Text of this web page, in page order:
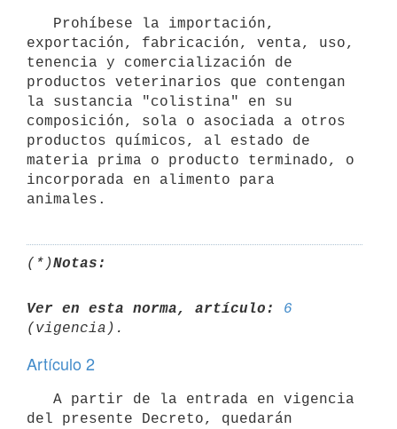
exportación, fabricación, venta, uso,
tenencia y comercialización de
productos veterinarios que contengan
la sustancia "colistina" en su
composición, sola o asociada a otros
productos químicos, al estado de
materia prima o producto terminado, o
incorporada en alimento para
(*)Notas:
Ver en esta norma, artículo:
6
Artículo 2
del presente Decreto, quedarán